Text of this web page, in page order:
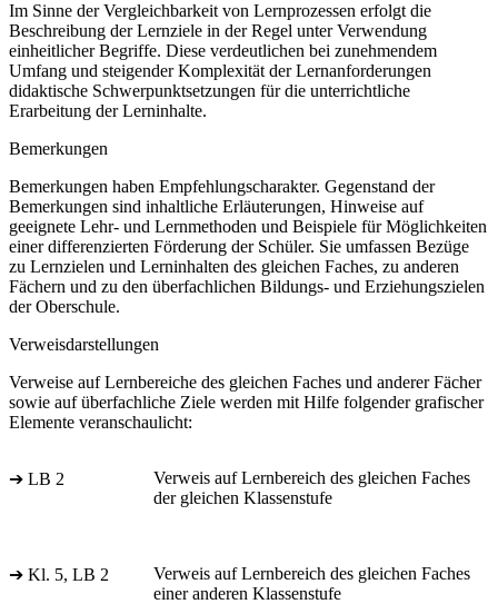
Im Sinne der Vergleichbarkeit von Lernprozessen erfolgt die
Beschreibung der Lernziele in der Regel unter Verwendung
einheitlicher Begriffe. Diese verdeutlichen bei zunehmendem
Umfang und steigender Komplexität der Lernanforderungen
didaktische Schwerpunktsetzungen für die unterrichtliche
Erarbeitung der Lerninhalte.
Bemerkungen
Bemerkungen haben Empfehlungscharakter. Gegenstand der
Bemerkungen sind inhaltliche Erläuterungen, Hinweise auf
geeignete Lehr- und Lernmethoden und Beispiele für Möglichkeiten
einer differenzierten Förderung der Schüler. Sie umfassen Bezüge
zu Lernzielen und Lerninhalten des gleichen Faches, zu anderen
Fächern und zu den überfachlichen Bildungs- und Erziehungszielen
der Oberschule.
Verweisdarstellungen
Verweise auf Lernbereiche des gleichen Faches und anderer Fächer
sowie auf überfachliche Ziele werden mit Hilfe folgender grafischer
Elemente veranschaulicht:
➔ LB 2
Verweis auf Lernbereich des gleichen Faches
der gleichen Klassenstufe
➔ Kl. 5, LB 2
Verweis auf Lernbereich des gleichen Faches
einer anderen Klassenstufe